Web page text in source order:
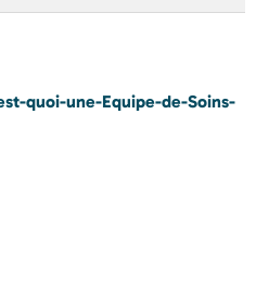
quoi-une-Equipe-de-Soins-